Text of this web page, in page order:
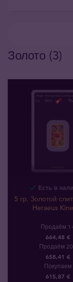
Золото (3)
Есть в
5 гр. Золотой
Heraeus
Продаём
664,48 €
Продаём
658,41 €
Покупаем
615,87 €